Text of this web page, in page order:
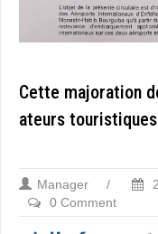
Cette majoration
ateurs
Manager /
0 Comment